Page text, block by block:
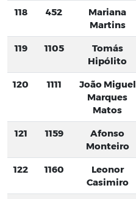
118
452
Mariana
Martins
119 1105
Tomás
Hipólito
120 1111
João Miguel
Marques
Matos
121 1159
Afonso
Monteiro
122 1160
Leonor
Casimiro